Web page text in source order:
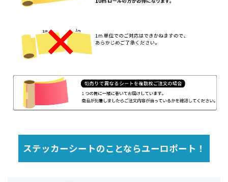
ステッカーシートのことならユーロポート！